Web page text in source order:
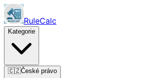
RuleCalc
Kategorie
🇨🇿České právo